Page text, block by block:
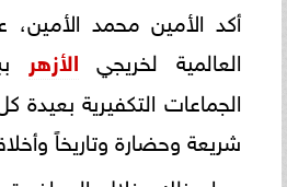
أكد الأمين محمد
العالمية لخريجي الأزهر
الجماعات التكفيرية بعيدة
شريعة وحضارة وتاريخاً